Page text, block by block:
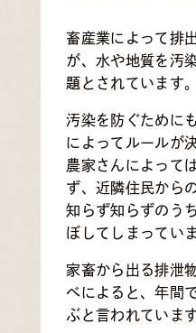
畜産業によって排
が、水や地質を汚
題とされています。
汚染を防ぐために
によってルールが
農家さんによって
ず、近隣住民から
知らず知らずのう
ぼしてしまっていま
家畜から出る排泄
べによると、年間
ぶと言われています